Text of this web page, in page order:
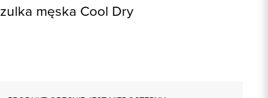
męska Cool Dry